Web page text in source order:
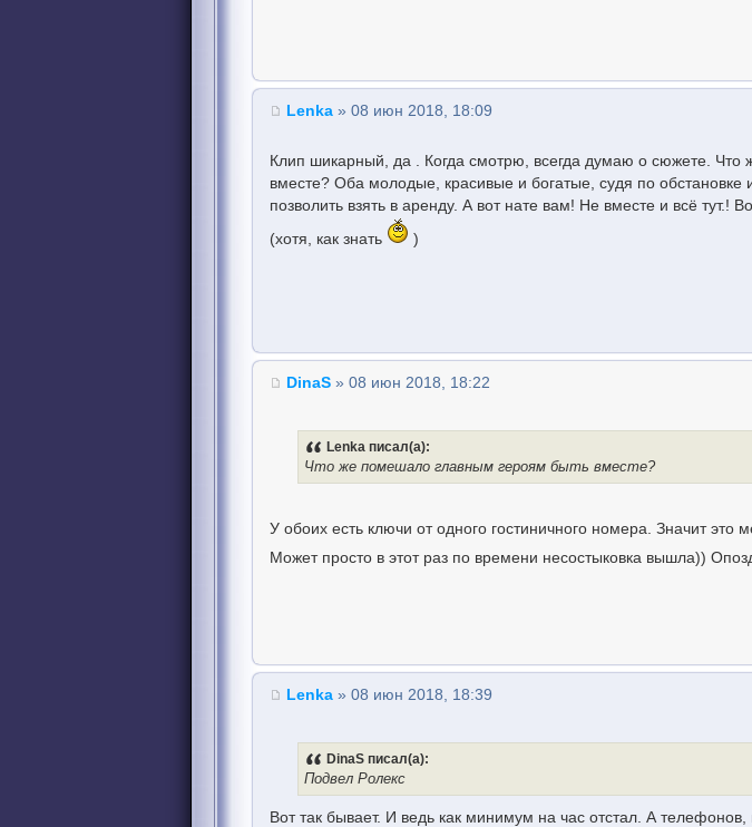
Lenka » 08 июн 2018, 18:09
Клип шикарный, да . Когда смотрю, всегда думаю о сюжете.
вместе? Оба молодые, красивые и богатые, судя по
позволить взять в аренду. А вот нате вам! Не вместе и всё тут.!
(хотя, как знать
)
DinaS » 08 июн 2018, 18:22
Lenka писал(а):
Что же помешало главным героям быть вместе?
У обоих есть ключи от одного гостиничного номера. Значит это
Может просто в этот раз по времени несостыковка вышла))
Lenka » 08 июн 2018, 18:39
DinaS писал(а):
Подвел Ролекс
Вот так бывает. И ведь как минимум на час отстал. А телефонов,